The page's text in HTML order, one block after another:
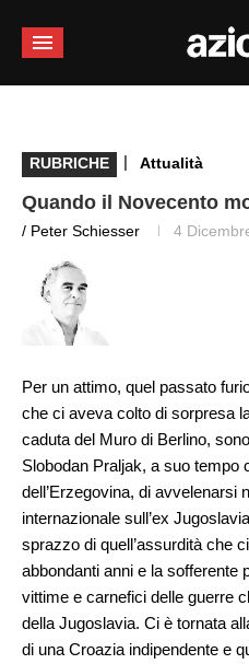
RUBRICHE | Attualità
Quando il Novecento
/ Peter Schiesser 4
Per un attimo, quel passato
che ci aveva colto di sorpresa
caduta del Muro di Berlino,
Slobodan Praljak, a suo tempo
dell’Erzegovina, di avvelenarsi
internazionale sull’ex
sprazzo di quell’assurdità che
abbondanti anni e la sofferente
vittime e carnefici delle guerre
della Jugoslavia. Ci è tornata
di una Croazia indipendente e